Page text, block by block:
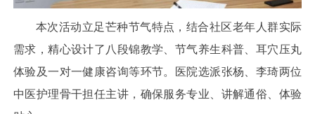
本次活动立足芒种节气特点，结合社区老年人群实际
需求，精心设计了八段锦教学、节气养生科普、耳穴压丸
体验及一对一健康咨询等环节。医院选派张杨、李琦两位
中医护理骨干担任主讲，确保服务专业、讲解通俗、体验